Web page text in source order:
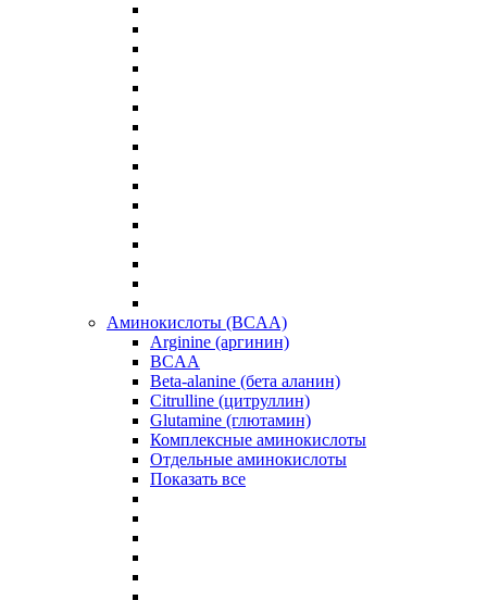
Аминокислоты (BCAA)
Arginine (аргинин)
BCAA
Beta-alanine (бета аланин)
Citrulline (цитруллин)
Glutamine (глютамин)
Комплексные аминокислоты
Отдельные аминокислоты
Показать все